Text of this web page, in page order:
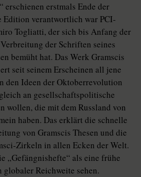
erschienen erstmals Ende der
Edition verantwortlich war PCI-
Togliatti, der sich bis Anfang der
der Schriften seines
bemüht hat. Das Werk Gramscis
seit seinem Erscheinen all jene
den Ideen der Oktoberrevolution
an gesellschaftspolitische
wollen, die mit dem Russland von
haben. Das erklärt die schnelle
von Gramscis Thesen und die
Zirkeln in allen Ecken der Welt.
„Gefängnishefte“ als eine frühe
Reichweite sehen.